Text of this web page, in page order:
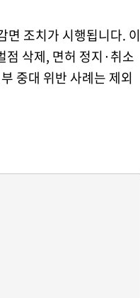
면 조치가 시행됩니다. 이
점 삭제, 면허 정지·취소
중대 위반 사례는 제외